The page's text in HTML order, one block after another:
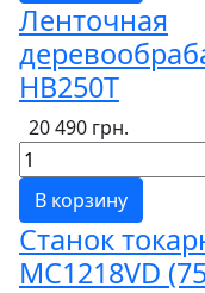
Ленточная
HB250T
20 490 грн.
В корзину
Станок
MC1218VD